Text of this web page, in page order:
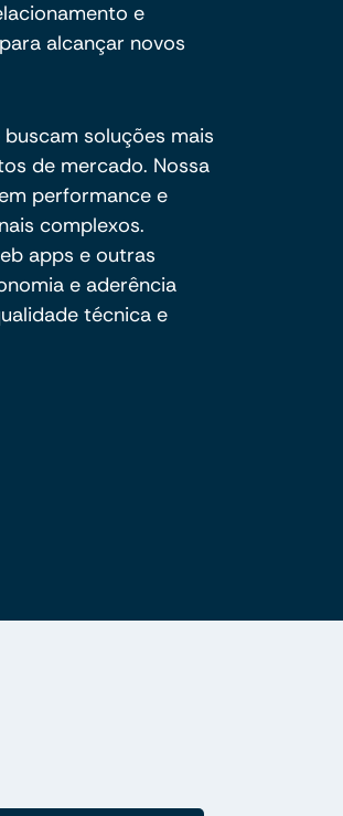
e
alcançar novos
soluções mais
de mercado. Nossa
performance e
complexos.
apps e outras
e aderência
técnica e